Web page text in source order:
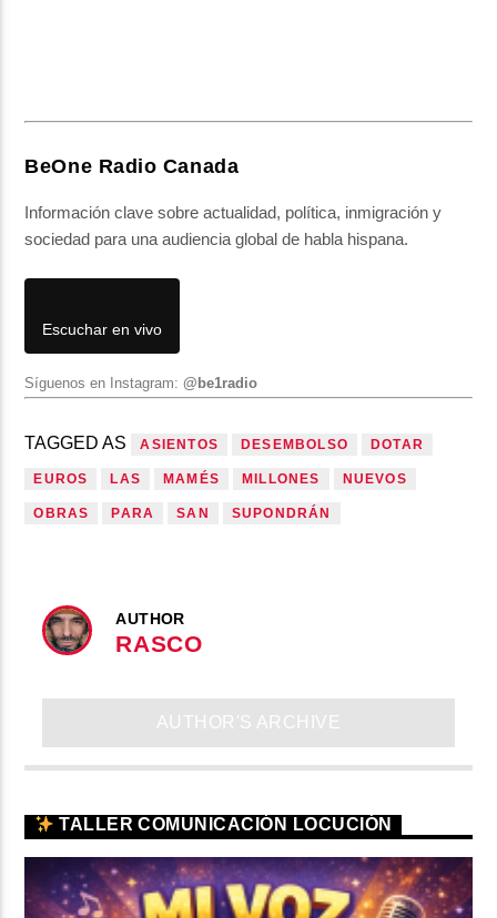
BeOne Radio Canada
Información clave sobre actualidad, política, inmigración y
sociedad para una audiencia global de habla hispana.
Escuchar en vivo
Síguenos en Instagram:@be1radio
TAGGED AS ASIENTOS DESEMBOLSO DOTAR
EUROS LAS MAMÉS MILLONES NUEVOS
OBRAS PARA SAN SUPONDRÁN
AUTHOR
RASCO
AUTHOR'S ARCHIVE
TALLER COMUNICACIÓN LOCUCIÓN